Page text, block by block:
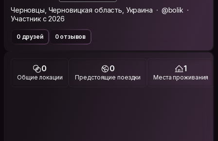
Черновцы, Черновицкая область, Украина
@bolik
Участник с 2026
0 друзей 0 отзывов
0
Общие локации
0
Предстоящие поездки
1
Места проживания